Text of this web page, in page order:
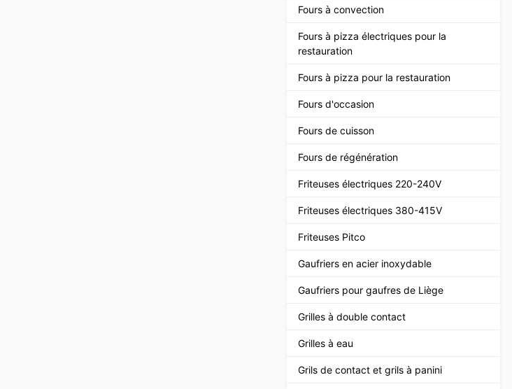
Fours à convection
Fours à pizza électriques pour la
restauration
Fours à pizza pour la restauration
Fours d'occasion
Fours de cuisson
Fours de régénération
Friteuses électriques 220-240V
Friteuses électriques 380-415V
Friteuses Pitco
Gaufriers en acier inoxydable
Gaufriers pour gaufres de Liège
Grilles à double contact
Grilles à eau
Grils de contact et grils à panini